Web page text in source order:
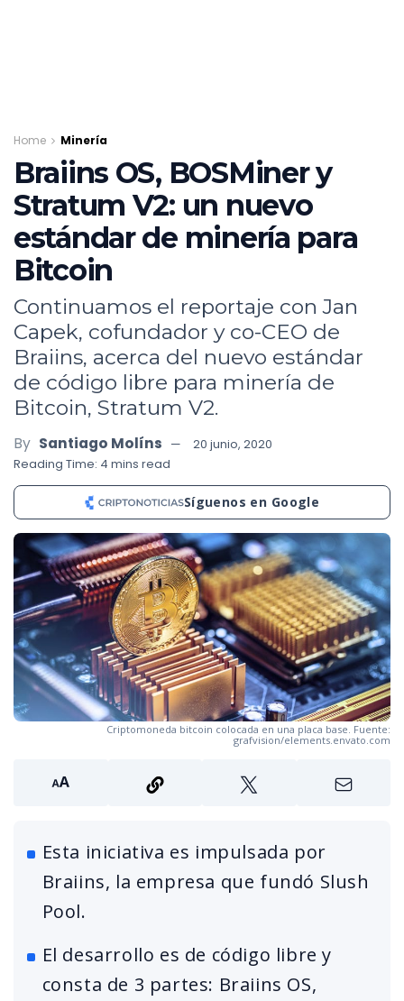
Home Minería
Braiins OS, BOSMiner y
Stratum V2: un nuevo
estándar de minería para
Bitcoin
Continuamos el reportaje con Jan
Capek, cofundador y co-CEO de
Braiins, acerca del nuevo estándar
de código libre para minería de
Bitcoin, Stratum V2.
By Santiago Molíns
20 junio, 2020
Reading Time: 4 mins read
Síguenos en Google
Criptomoneda bitcoin colocada en una placa base. Fuente:
grafvision/elements.envato.com
Esta iniciativa es impulsada por
Braiins, la empresa que fundó Slush
Pool.
El desarrollo es de código libre y
consta de 3 partes: Braiins OS,